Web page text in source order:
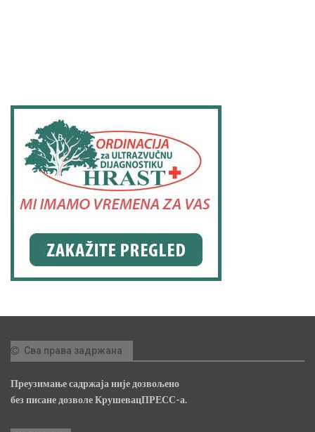
Сва права задржана
Преузимање садржаја није дозвољено
без писане дозволе КрушевацПРЕСС-а.